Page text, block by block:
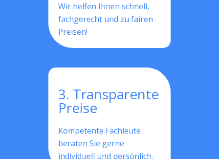
Wir helfen Ihnen schnell,
fachgerecht und zu fairen
Preisen!
3. Transparente
Preise
Kompetente Fachleute
beraten Sie gerne
individuell und persönlich.